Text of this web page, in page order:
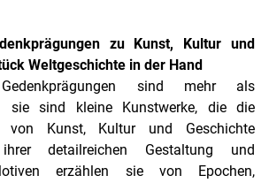
zu Kunst, Kultur und
Weltgeschichte in der Hand
sind mehr als
sie sind kleine Kunstwerke, die die
von Kunst, Kultur und Geschichte
detailreichen Gestaltung und
erzählen sie von Epochen,